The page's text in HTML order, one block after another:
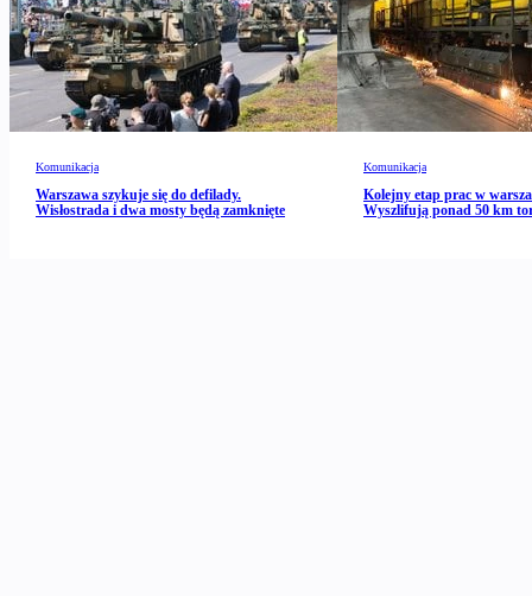
Komunikacja
Warszawa szykuje się do defilady.
Wisłostrada i dwa mosty będą zamknięte
Komunikacja
Kolejny etap prac w
Wyszlifują ponad 50 km